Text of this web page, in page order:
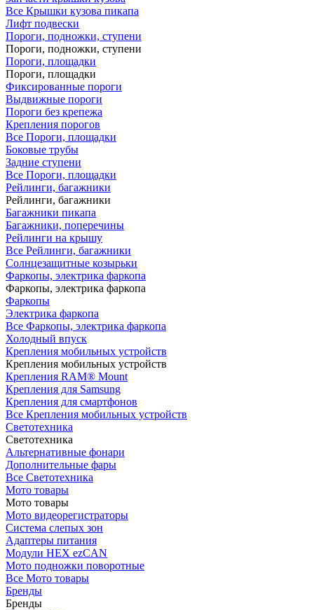
Все Крышки кузова пикапа
Лифт подвески
Пороги, подножки, ступени
Пороги, подножки, ступени
Пороги, площадки
Пороги, площадки
Фиксированные пороги
Выдвижные пороги
Пороги без крепежа
Крепления порогов
Все Пороги, площадки
Боковые трубы
Задние ступени
Все Пороги, площадки
Рейлинги, багажники
Рейлинги, багажники
Багажники пикапа
Багажники, поперечины
Рейлинги на крышу
Все Рейлинги, багажники
Солнцезащитные козырьки
Фаркопы, электрика фаркопа
Фаркопы, электрика фаркопа
Фаркопы
Электрика фаркопа
Все Фаркопы, электрика фаркопа
Холодный впуск
Крепления мобильных устройств
Крепления мобильных устройств
Крепления RAM® Mount
Крепления для Samsung
Крепления для смартфонов
Все Крепления мобильных устройств
Светотехника
Светотехника
Альтернативные фонари
Дополнительные фары
Все Светотехника
Мото товары
Мото товары
Мото видеорегистраторы
Система слепых зон
Адаптеры питания
Модули HEX ezCAN
Мото подножки поворотные
Все Мото товары
Бренды
Бренды